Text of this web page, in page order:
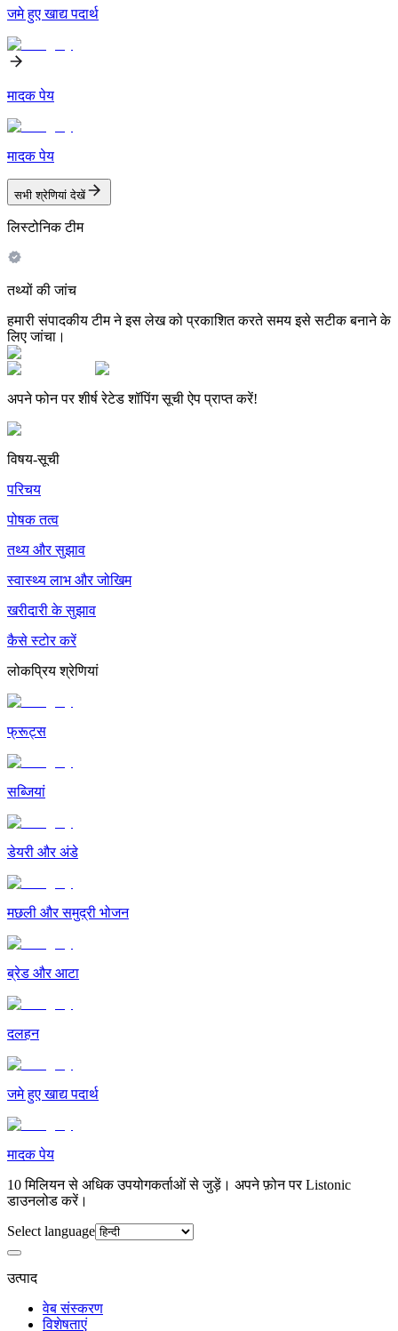
जमे हुए खाद्य पदार्थ
मादक पेय
मादक पेय
सभी श्रेणियां देखें
लिस्टोनिक टीम
तथ्यों की जांच
हमारी संपादकीय टीम ने इस लेख को प्रकाशित करते समय इसे सटीक बनाने के
लिए जांचा।
अपने फोन पर शीर्ष रेटेड शॉपिंग सूची ऐप प्राप्त करें!
विषय-सूची
परिचय
पोषक तत्व
तथ्य और सुझाव
स्वास्थ्य लाभ और जोखिम
खरीदारी के सुझाव
कैसे स्टोर करें
लोकप्रिय श्रेणियां
फ्रूट्स
सब्जियां
डेयरी और अंडे
मछली और समुद्री भोजन
ब्रेड और आटा
दलहन
जमे हुए खाद्य पदार्थ
मादक पेय
10 मिलियन से अधिक उपयोगकर्ताओं से जुड़ें। अपने फ़ोन पर Listonic
डाउनलोड करें।
Select language
उत्पाद
वेब संस्करण
विशेषताएं